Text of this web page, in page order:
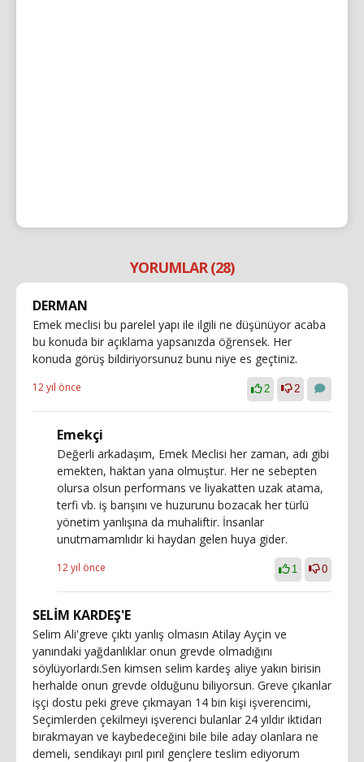
YORUMLAR (28)
DERMAN
Emek meclisi bu parelel yapı ile ilgili ne düşünüyor acaba
bu konuda bir açıklama yapsanızda öğrensek. Her
konuda görüş bildiriyorsunuz bunu niye es geçtiniz.
12 yıl önce 2 2
Emekçi
Değerli arkadaşım, Emek Meclisi her zaman, adı gibi
emekten, haktan yana olmuştur. Her ne sebepten
olursa olsun performans ve liyakatten uzak atama,
terfi vb. iş barışını ve huzurunu bozacak her türlü
yönetim yanlışına da muhaliftir. İnsanlar
unutmamamlıdır ki haydan gelen huya gider.
12 yıl önce 1 0
SELİM KARDEŞ'E
Selim Ali'greve çıktı yanlış olmasın Atilay Ayçin ve
yanındaki yağdanlıklar onun grevde olmadığını
söylüyorlardı.Sen kimsen selim kardeş aliye yakın birisin
herhalde onun grevde olduğunu biliyorsun. Greve çıkanlar
işçi dostu peki greve çıkmayan 14 bin kişi işverencimi,
Seçimlerden çekilmeyi işverenci bulanlar 24 yıldır iktidarı
bırakmayan ve kaybedeceğini bile bile aday olanlara ne
demeli, sendikayı pırıl pırıl gençlere teslim ediyorum